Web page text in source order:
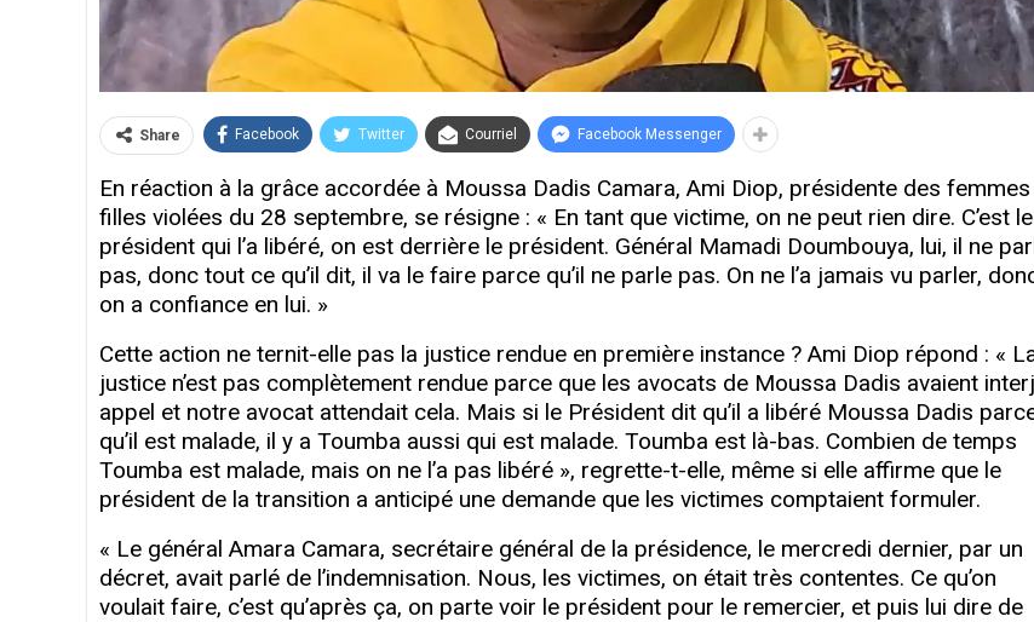
Share Facebook Twitter Courriel Facebook Messenger
En réaction à la grâce accordée à Moussa Dadis Camara, Ami Diop, présidente des
filles violées du 28 septembre, se résigne : « En tant que victime, on ne peut rien dire. C’est le
président qui l’a libéré, on est derrière le président. Général Mamadi Doumbouya, lui, il ne
pas, donc tout ce qu’il dit, il va le faire parce qu’il ne parle pas. On ne l’a jamais vu parler,
on a confiance en lui. »
Cette action ne ternit-elle pas la justice rendue en première instance ? Ami Diop répond : «
justice n’est pas complètement rendue parce que les avocats de Moussa Dadis avaient
appel et notre avocat attendait cela. Mais si le Président dit qu’il a libéré Moussa Dadis
qu’il est malade, il y a Toumba aussi qui est malade. Toumba est là-bas. Combien de temps
Toumba est malade, mais on ne l’a pas libéré », regrette-t-elle, même si elle affirme que le
président de la transition a anticipé une demande que les victimes comptaient formuler.
« Le général Amara Camara, secrétaire général de la présidence, le mercredi dernier, par un
décret, avait parlé de l’indemnisation. Nous, les victimes, on était très contentes. Ce qu’on
voulait faire, c’est qu’après ça, on parte voir le président pour le remercier, et puis lui dire de